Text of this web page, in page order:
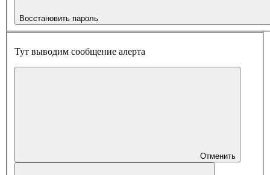
Восстановить пароль
Тут выводим сообщение алерта
Отменить